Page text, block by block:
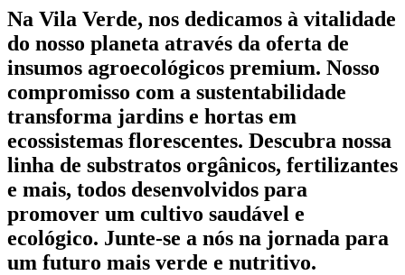
Na Vila Verde, nos dedicamos à vitalidade
do nosso planeta através da oferta de
insumos agroecológicos premium. Nosso
compromisso com a sustentabilidade
transforma jardins e hortas em
ecossistemas florescentes. Descubra nossa
linha de substratos orgânicos, fertilizantes
e mais, todos desenvolvidos para
promover um cultivo saudável e
ecológico. Junte-se a nós na jornada para
um futuro mais verde e nutritivo.